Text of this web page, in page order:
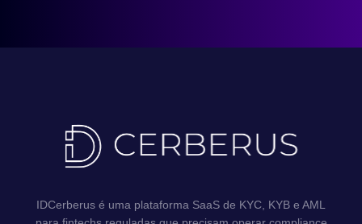
IDCerberus é uma plataforma SaaS de KYC, KYB e AML